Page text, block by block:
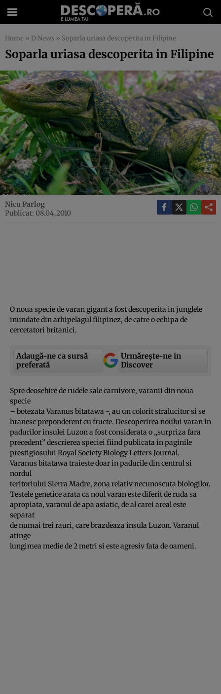
Home » D:News » Soparla uriasa descoperita in Filipine
Soparla uriasa descoperita in Filipine
Nicu Parlog
Publicat: 08.04.2010
O noua specie de varan gigant a fost descoperita in junglele
inundate din arhipelagul filipinez, de catre o echipa de
cercetatori britanici.
Adaugă-ne ca sursă
preferată
Urmărește-ne in
Discover
Spre deosebire de rudele sale carnivore, varanii din noua
specie
– botezata Varanus bitatawa -, au un colorit stralucitor si se
hranesc preponderent cu fructe. Descoperirea noului varan in
padurilor insulei Luzon a fost considerata o „surpriza fara
precedent” descrierea speciei fiind publicata in paginile
prestigiosului Royal Society Biology Letters Journal.
Varanus bitatawa traieste doar in padurile din centrul si
nordul
teritoriului Sierra Madre, zona relativ necunoscuta biologilor.
Testele genetice arata ca noul varan este diferit de ruda sa
apropiata, varanul de apa asiatic, de al carei areal este
separat
de numai trei rauri, care brazdeaza insula Luzon. Varanul
atinge
lungimea medie de 2 metri si este agresiv fata de oameni.